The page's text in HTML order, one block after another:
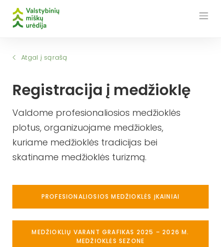
Atgal į sąrašą
Registracija į medžioklę
Valdome profesionaliosios medžioklės
plotus, organizuojame medžiokles,
kuriame medžioklės tradicijas bei
skatiname medžioklės turizmą.
PROFESIONALIOSIOS MEDŽIOKLĖS ĮKAINIAI
MEDŽIOKLIŲ VARANT GRAFIKAS 2025 – 2026 M.
MEDŽIOKLĖS SEZONE